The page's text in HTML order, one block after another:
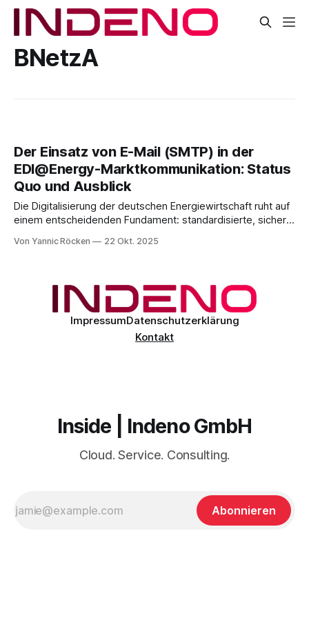
BNetzA
Der Einsatz von E-Mail (SMTP) in der
EDI@Energy-Marktkommunikation: Status
Quo und Ausblick
Die Digitalisierung der deutschen Energiewirtschaft ruht auf
einem entscheidenden Fundament: standardisierte, sichere
Marktpartnern. Nur so lassen sich komplexe
effizient und rechtssicher abwickeln. Über die Jahre hat sich
dabei eine klare technologische Entwicklung vollzogen. Was
Von Yannic Röcken 22 Okt. 2025
ImpressumDatenschutzerklärung
Kontakt
Inside | Indeno GmbH
Cloud. Service. Consulting.
Abonnieren